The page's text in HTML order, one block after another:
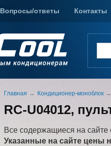
Вопросы/ответы Контакты
Главная Кондиционер-моноблок
RC-U04012,
Все содержащиеся на
Указанные на сайте цены